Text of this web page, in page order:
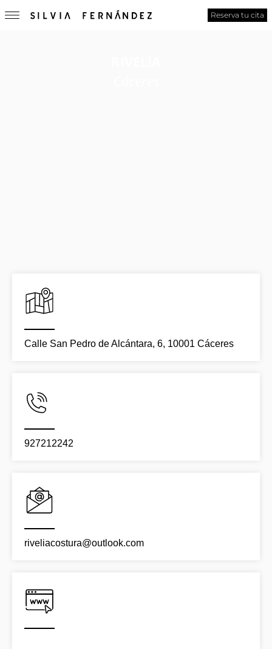
Reserva tu cita
Calle San Pedro de Alcántara, 6, 10001 Cáceres
927212242
riveliacostura@outlook.com